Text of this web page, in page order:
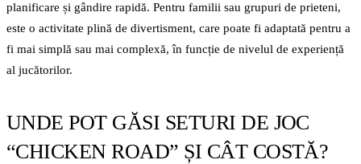
planificare și gândire rapidă. Pentru familii sau grupuri de prieteni,
este o activitate plină de divertisment, care poate fi adaptată pentru a
fi mai simplă sau mai complexă, în funcție de nivelul de experiență
al jucătorilor.
UNDE POT GĂSI SETURI DE JOC
“CHICKEN ROAD” ȘI CÂT COSTĂ?